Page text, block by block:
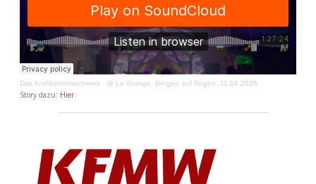
Das Kraftfuttermischwerk · @ La Grange, Bergen auf Rügen, 11.04.2026
Story dazu: Hier